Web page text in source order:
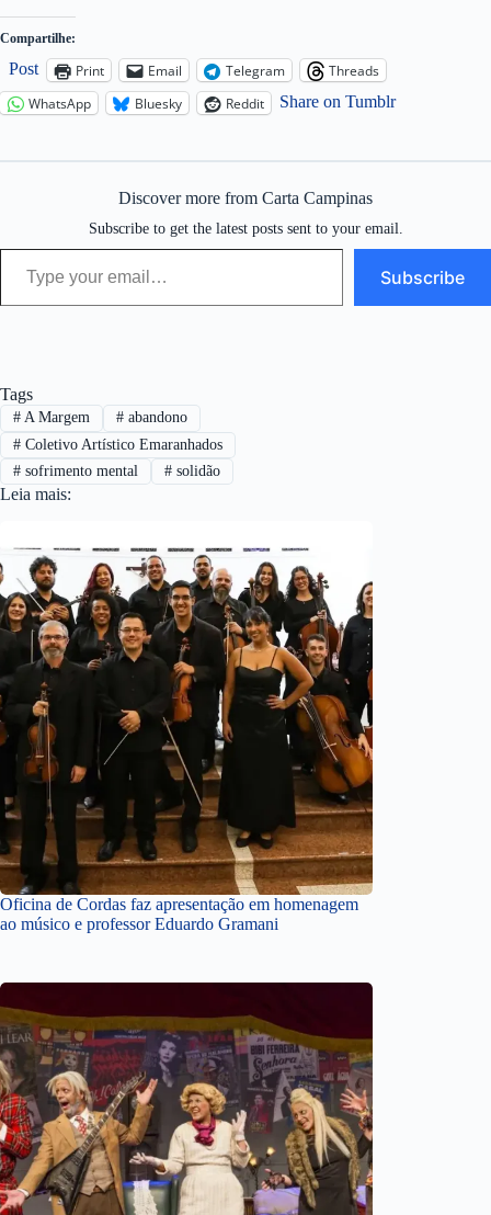
Compartilhe:
Post Print Email Telegram
Threads
WhatsApp
Bluesky Reddit Share on Tumblr
Discover more from Carta Campinas
Subscribe to get the latest posts sent to your email.
Type your email…
Subscribe
Tags
#A Margem #abandono
#Coletivo Artístico Emaranhados
#sofrimento mental #solidão
Leia mais:
Oficina de Cordas faz apresentação em homenagem
ao músico e professor Eduardo Gramani